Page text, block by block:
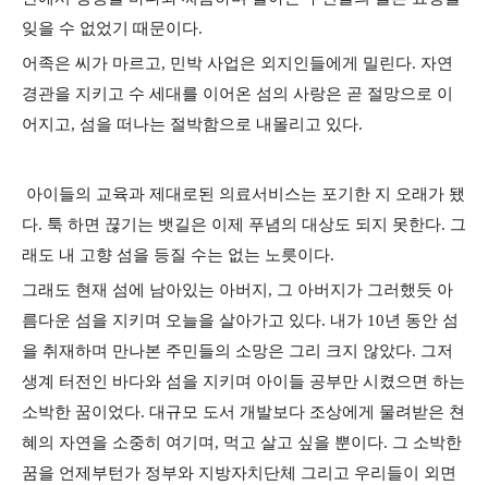
잊을 수 없었기 때문이다.
어족은 씨가 마르고, 민박 사업은 외지인들에게 밀린다. 자연
경관을 지키고 수 세대를 이어온 섬의 사랑은 곧 절망으로 이
어지고, 섬을 떠나는 절박함으로 내몰리고 있다.
아이들의 교육과 제대로된 의료서비스는 포기한 지 오래가 됐
다. 툭 하면 끊기는 뱃길은 이제 푸념의 대상도 되지 못한다. 그
래도 내 고향 섬을 등질 수는 없는 노릇이다.
그래도 현재 섬에 남아있는 아버지, 그 아버지가 그러했듯 아
름다운 섬을 지키며 오늘을 살아가고 있다. 내가 10년 동안 섬
을 취재하며 만나본 주민들의 소망은 그리 크지 않았다. 그저
생계 터전인 바다와 섬을 지키며 아이들 공부만 시켰으면 하는
소박한 꿈이었다. 대규모 도서 개발보다 조상에게 물려받은 쳔
혜의 자연을 소중히 여기며, 먹고 살고 싶을 뿐이다. 그 소박한
꿈을 언제부턴가 정부와 지방자치단체 그리고 우리들이 외면